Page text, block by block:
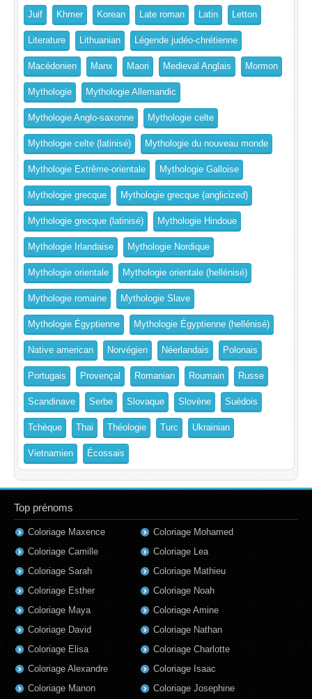
Juif Khmer Korean Late roman Latin Letton
Literature Lithuanian Légende judéo-chrétienne
Macédonien Manx Maori Medieval Anglais Mormon
Mythologie Mythologie Allemandic
Mythologie Anglo-saxonne Mythologie celte
Mythologie celte (latinisé) Mythologie du nouveau monde
Mythologie Extrême-orientale Mythologie Galloise
Mythologie grecque Mythologie grecque (anglicized)
Mythologie grecque (latinisé) Mythologie Hindoue
Mythologie Irlandaise Mythologie Nordique
Mythologie orientale Mythologie orientale (hellénisé)
Mythologie romaine Mythologie Slave
Mythologie Égyptienne Mythologie Égyptienne (hellénisé)
Native american Norvégien Néerlandais Polonais
Portugais Provençal Romanian Roumain Russe
Scandinave Serbe Slovaque Slovène Suédois
Tchèque Thai Théologie Turc Ukrainian
Vietnamien Écossais
Top prénoms
Coloriage Maxence
Coloriage Camille
Coloriage Sarah
Coloriage Esther
Coloriage Maya
Coloriage David
Coloriage Elisa
Coloriage Alexandre
Coloriage Manon
Coloriage Mohamed
Coloriage Lea
Coloriage Mathieu
Coloriage Noah
Coloriage Amine
Coloriage Nathan
Coloriage Charlotte
Coloriage Isaac
Coloriage Josephine